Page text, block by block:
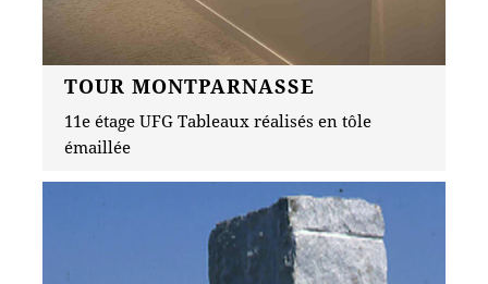
TOUR MONTPARNASSE
11e étage UFG Tableaux réalisés en tôle
émaillée